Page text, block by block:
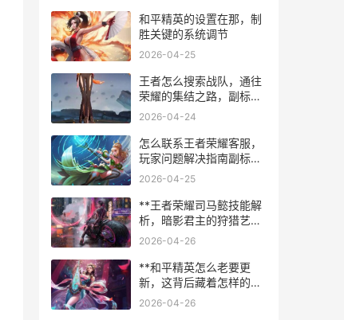
和平精英的设置在那，制
胜关键的系统调节
2026-04-25
王者怎么搜索战队，通往
荣耀的集结之路，副标
题，资深玩家教你精准定
2026-04-24
怎么联系王者荣耀客服，
玩家问题解决指南副标
题，高效沟通与问题化解
2026-04-25
**王者荣耀司马懿技能解
析，暗影君主的狩猎艺
术，副标题：沉默与爆发
2026-04-26
**和平精英怎么老要更
新，这背后藏着怎样的游
戏生存法则**
2026-04-26